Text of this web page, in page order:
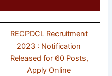
RECPDCL Recruitment
2023 : Notification
Released for 60 Posts,
Apply Online